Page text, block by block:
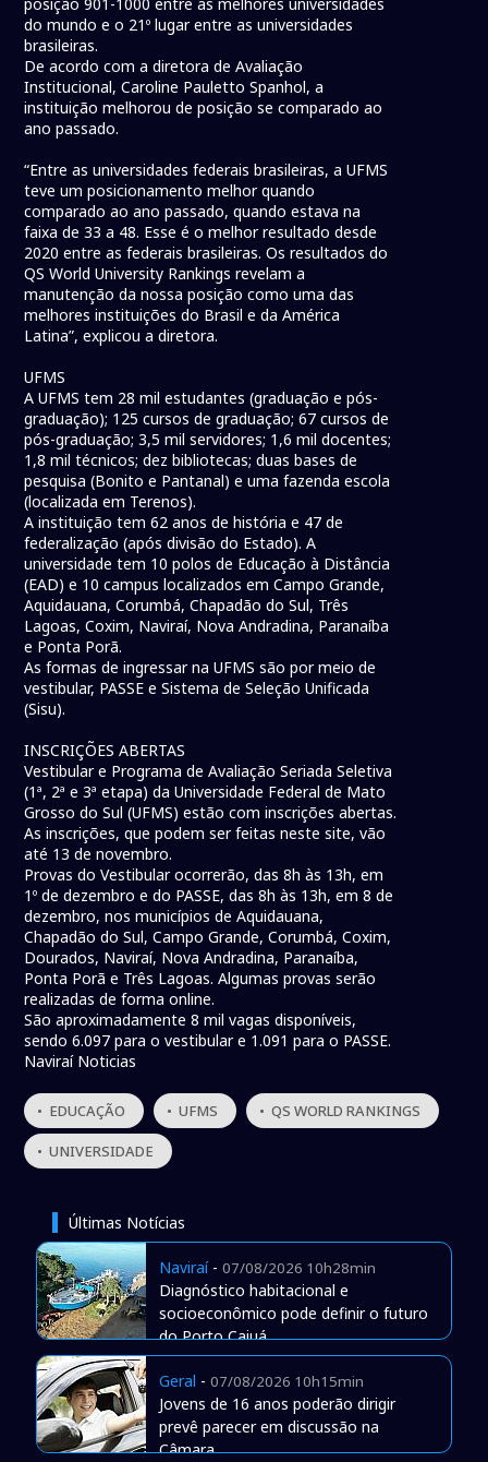
do mundo e o 21º lugar entre as universidades
brasileiras.
De acordo com a diretora de Avaliação
Institucional, Caroline Pauletto Spanhol, a
instituição melhorou de posição se comparado ao
ano passado.
“Entre as universidades federais brasileiras, a UFMS
teve um posicionamento melhor quando
comparado ao ano passado, quando estava na
faixa de 33 a 48. Esse é o melhor resultado desde
2020 entre as federais brasileiras. Os resultados do
QS World University Rankings revelam a
manutenção da nossa posição como uma das
melhores instituições do Brasil e da América
Latina”, explicou a diretora.
UFMS
A UFMS tem 28 mil estudantes (graduação e pós-
graduação); 125 cursos de graduação; 67 cursos de
pós-graduação; 3,5 mil servidores; 1,6 mil docentes;
1,8 mil técnicos; dez bibliotecas; duas bases de
pesquisa (Bonito e Pantanal) e uma fazenda escola
(localizada em Terenos).
A instituição tem 62 anos de história e 47 de
federalização (após divisão do Estado). A
universidade tem 10 polos de Educação à Distância
(EAD) e 10 campus localizados em Campo Grande,
Aquidauana, Corumbá, Chapadão do Sul, Três
Lagoas, Coxim, Naviraí, Nova Andradina, Paranaíba
e Ponta Porã.
As formas de ingressar na UFMS são por meio de
vestibular, PASSE e Sistema de Seleção Unificada
(Sisu).
INSCRIÇÕES ABERTAS
Vestibular e Programa de Avaliação Seriada Seletiva
(1ª, 2ª e 3ª etapa) da Universidade Federal de Mato
Grosso do Sul (UFMS) estão com inscrições abertas.
As inscrições, que podem ser feitas neste site, vão
até 13 de novembro.
Provas do Vestibular ocorrerão, das 8h às 13h, em
1º de dezembro e do PASSE, das 8h às 13h, em 8 de
dezembro, nos municípios de Aquidauana,
Chapadão do Sul, Campo Grande, Corumbá, Coxim,
Dourados, Naviraí, Nova Andradina, Paranaíba,
Ponta Porã e Três Lagoas. Algumas provas serão
realizadas de forma online.
São aproximadamente 8 mil vagas disponíveis,
sendo 6.097 para o vestibular e 1.091 para o PASSE.
Naviraí Noticias
• EDUCAÇÃO • UFMS • QS WORLD RANKINGS
• UNIVERSIDADE
Últimas Notícias
Naviraí- 07/08/2026 10h28min
Diagnóstico habitacional e
socioeconômico pode definir o futuro
do Porto Caiuá
Geral - 07/08/2026 10h15min
Jovens de 16 anos poderão dirigir
prevê parecer em discussão na
Câmara